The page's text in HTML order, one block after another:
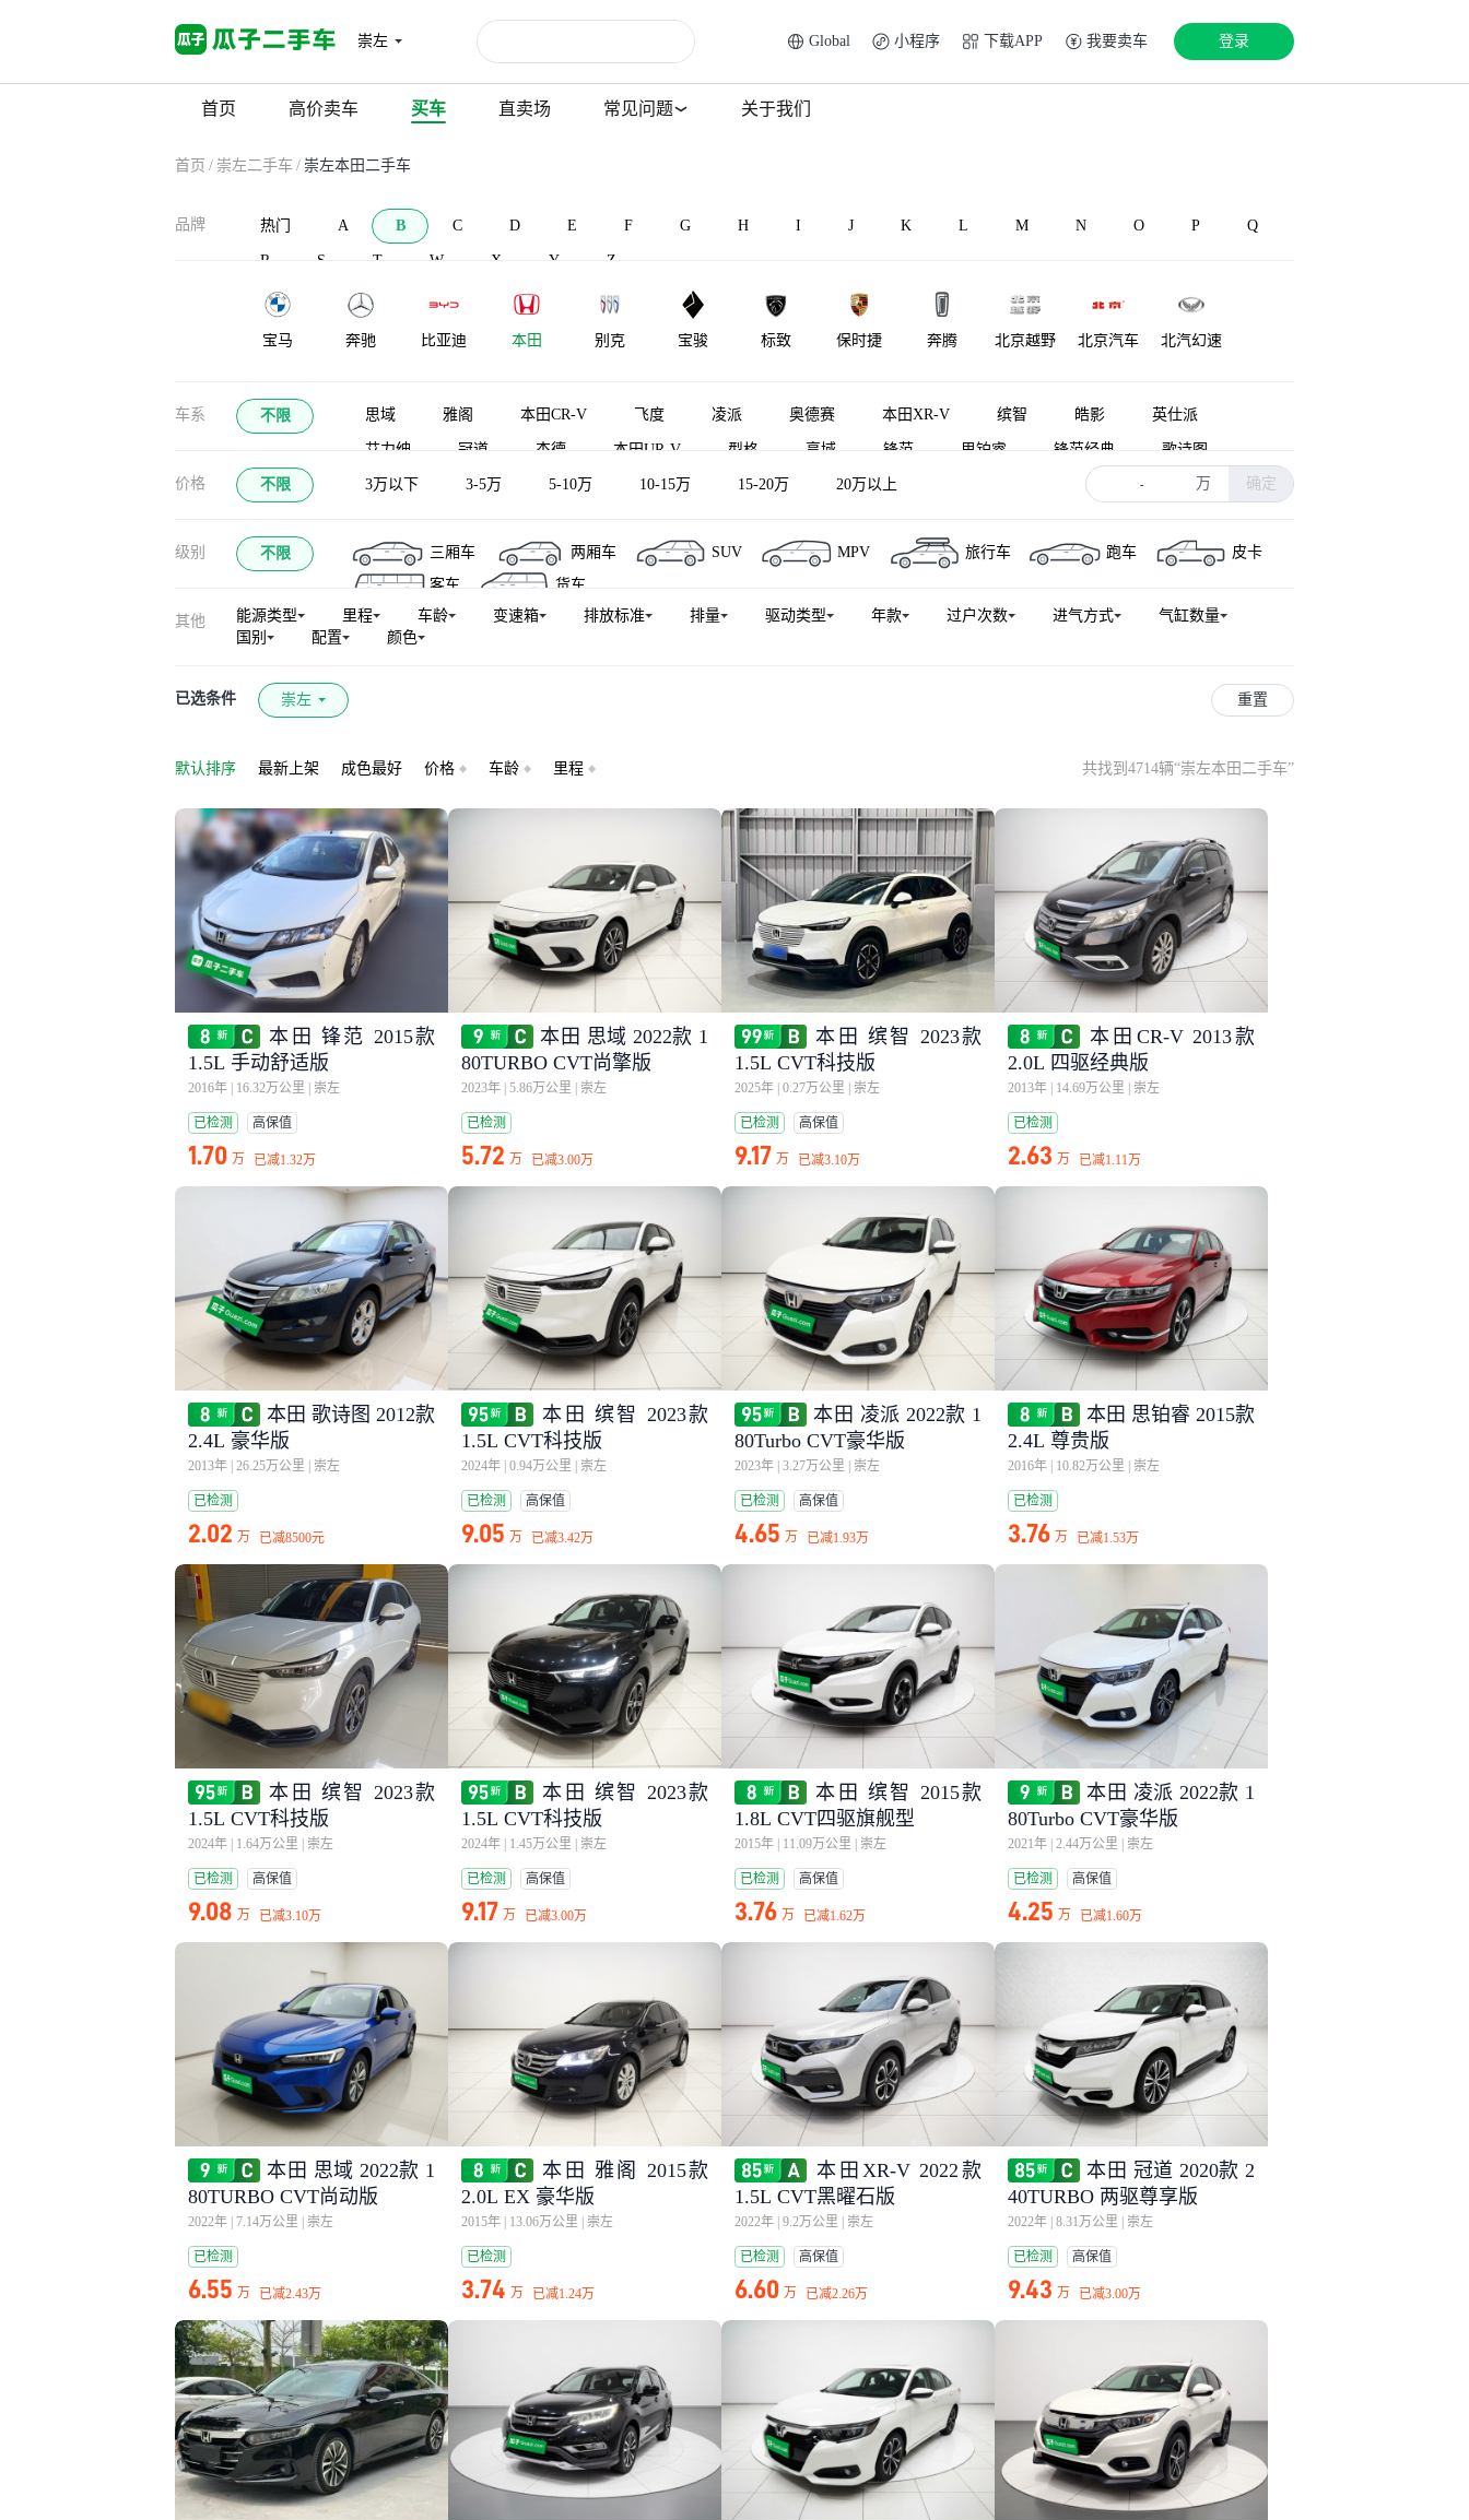
崇左 Global 小程序 下载APP 我要卖车 登录
首页 高价卖车 买车 直卖场 常见问题 关于我们
首页 / 崇左二手车 / 崇左本田二手车
品牌 热门 A B C D E F G H I J K L M N O P Q
R S T W X Y Z
宝马 奔驰 比亚迪 本田 别克 宝骏 标致 保时捷 奔腾 北京越野 北京汽车 北汽幻速
宝沃 北汽新能源
BAW北汽制
北汽威旺 北汽昌河 比速汽车 北汽瑞翔 百智新能源 宾利 铂驰 博速 北汽雷驰
布加迪
车系 不限 思域 雅阁 本田CR-V 飞度 凌派 奥德赛 本田XR-V 缤智 皓影 英仕派
艾力绅 冠道 杰德 本田UR-V 型格 享域 锋范 思铂睿 锋范经典 歌诗图
LIFE 哥瑞 本田CR-V新能源 皓影新能源 竞瑞 e:NP1 极湃1 雅阁新能源 ZR-V 致在
本田CR-Z INSIGHT 英仕派新能源 飞度(进口) 里程 时韵 思迪 本田e 奥德赛(进口)
价格 不限 3万以下 3-5万 5-10万 10-15万 15-20万 20万以上 - 万 确定
级别 不限 三厢车 两厢车 SUV MPV 旅行车 跑车
皮卡
客车
货车
其他 能源类型 里程 车龄 变速箱 排放标准 排量 驱动类型 年款 过户次数 进气方式
气缸数量
国别
配置 颜色
已选条件 崇左 重置
默认排序 最新上架 成色最好 价格 车龄 里程 共找到4714辆“崇左本田二手车”
本田 锋范 2015款
1.5L 手动舒适版
2016年 16.32万公里 崇左
已检测 高保值
1.70 万 已减1.32万
本田 思域 2022款 1
80TURBO CVT尚擎版
2023年 5.86万公里 崇左
已检测
5.72 万 已减3.00万
本田 缤智 2023款
1.5L CVT科技版
2025年 0.27万公里 崇左
已检测 高保值
9.17 万 已减3.10万
本田CR-V 2013款
2.0L 四驱经典版
2013年 14.69万公里 崇左
已检测
2.63 万 已减1.11万
本田 歌诗图 2012款
2.4L 豪华版
2013年 26.25万公里 崇左
已检测
2.02 万 已减8500元
本田 缤智 2023款
1.5L CVT科技版
2024年 0.94万公里 崇左
已检测 高保值
9.05 万 已减3.42万
本田 凌派 2022款 1
80Turbo CVT豪华版
2023年 3.27万公里 崇左
已检测 高保值
4.65 万 已减1.93万
本田 思铂睿 2015款
2.4L 尊贵版
2016年 10.82万公里 崇左
已检测
3.76 万 已减1.53万
本田 缤智 2023款
1.5L CVT科技版
2024年 1.64万公里 崇左
已检测 高保值
9.08 万 已减3.10万
本田 缤智 2023款
1.5L CVT科技版
2024年 1.45万公里 崇左
已检测 高保值
9.17 万 已减3.00万
本田 缤智 2015款
1.8L CVT四驱旗舰型
2015年 11.09万公里 崇左
已检测 高保值
3.76 万 已减1.62万
本田 凌派 2022款 1
80Turbo CVT豪华版
2021年 2.44万公里 崇左
已检测 高保值
4.25 万 已减1.60万
本田 思域 2022款 1
80TURBO CVT尚动版
2022年 7.14万公里 崇左
已检测
6.55 万 已减2.43万
本田 雅阁 2015款
2.0L EX 豪华版
2015年 13.06万公里 崇左
已检测
3.74 万 已减1.24万
本田XR-V 2022款
1.5L CVT黑曜石版
2022年 9.2万公里 崇左
已检测 高保值
6.60 万 已减2.26万
本田 冠道 2020款 2
40TURBO 两驱尊享版
2022年 8.31万公里 崇左
已检测 高保值
9.43 万 已减3.00万